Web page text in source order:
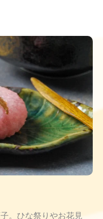
。ひな祭りやお花見